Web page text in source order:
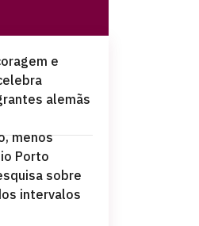
e
alemãs
menos
Porto
sobre
intervalos